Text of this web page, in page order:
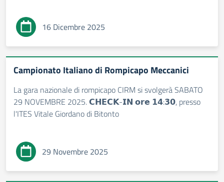
16 Dicembre 2025
Campionato Italiano di Rompicapo Meccanici
La gara nazionale di rompicapo CIRM si svolgerà SABATO
29 NOVEMBRE 2025. 𝗖𝗛𝗘𝗖𝗞-𝗜𝗡 𝗼𝗿𝗲 𝟭𝟰:𝟯𝟬, presso
l'ITES Vitale Giordano di Bitonto
29 Novembre 2025